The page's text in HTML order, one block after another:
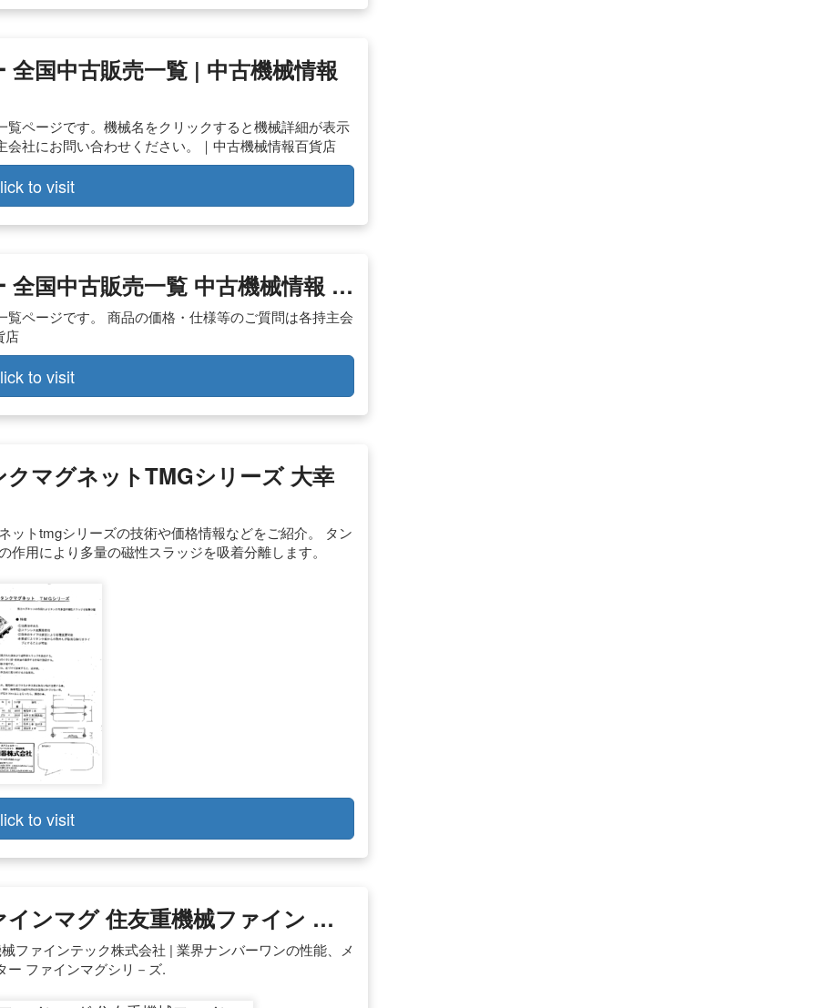
国中古販売一覧 | 中古機械情報
ページです。機械名をクリックすると機械詳細が表示
社にお問い合わせください。｜中古機械情報百貨店
to visit
国中古販売一覧 中古機械情報 …
ページです。 商品の価格・仕様等のご質問は各持主会
店
to visit
マグネットTMGシリーズ 大幸
ットtmgシリーズの技術や価格情報などをご紹介。 タン
用により多量の磁性スラッジを吸着分離します。
to visit
ンマグ 住友重機械ファイン …
ファインテック株式会社 | 業界ナンバーワンの性能、メ
ー ファインマグシリ－ズ.